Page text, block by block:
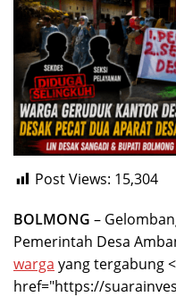
Post Views: 15,304
BOLMONG –
Pemerintah Desa
warga yang tergabung
href="https://